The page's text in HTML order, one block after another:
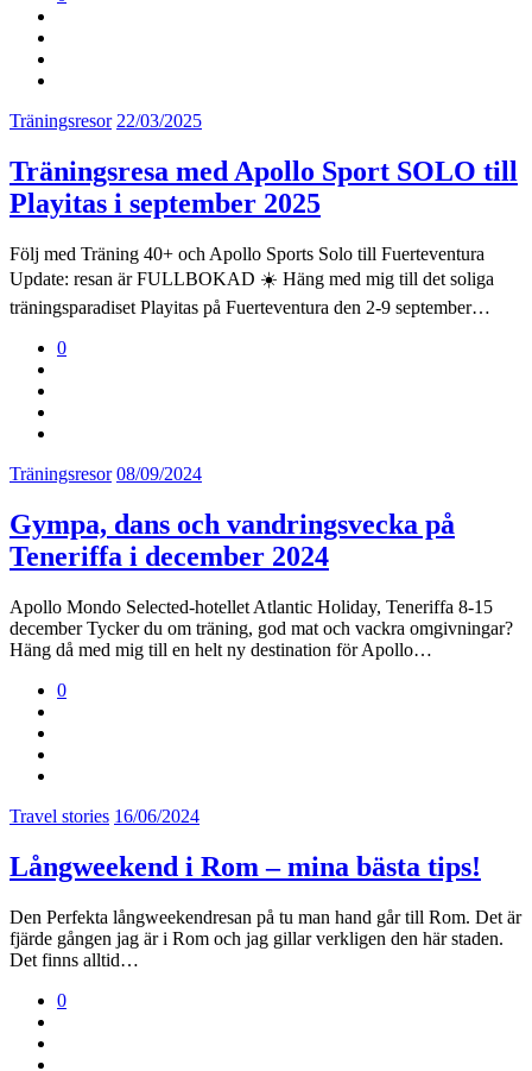
Träningsresor 22/03/2025
Träningsresa med Apollo Sport SOLO till
Playitas i september 2025
Följ med Träning 40+ och Apollo Sports Solo till Fuerteventura
Update: resan är FULLBOKAD ☀️ Häng med mig till det soliga
träningsparadiset Playitas på Fuerteventura den 2-9 september…
0
Träningsresor 08/09/2024
Gympa, dans och vandringsvecka på
Teneriffa i december 2024
Apollo Mondo Selected-hotellet Atlantic Holiday, Teneriffa 8-15
december Tycker du om träning, god mat och vackra omgivningar?
Häng då med mig till en helt ny destination för Apollo…
0
Travel stories 16/06/2024
Långweekend i Rom – mina bästa tips!
Den Perfekta långweekendresan på tu man hand går till Rom. Det är
fjärde gången jag är i Rom och jag gillar verkligen den här staden.
Det finns alltid…
0